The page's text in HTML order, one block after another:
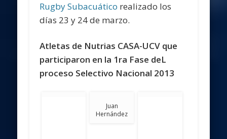
Rugby Subacuático realizado los
días 23 y 24 de marzo.
Atletas de Nutrias CASA-UCV que
participaron en la 1ra Fase deL
proceso Selectivo Nacional 2013
Juan
Hernández